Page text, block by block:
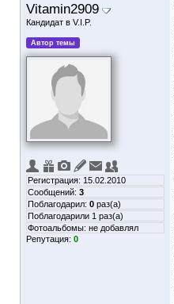
Vitamin2909
Кандидат в V.I.P.
Автор темы
Регистрация: 15.02.2010
Сообщений: 3
Поблагодарил: 0 раз(а)
Поблагодарили 1 раз(а)
Фотоальбомы: не добавлял
Репутация: 0